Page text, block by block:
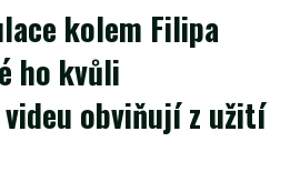
kolem Filipa
ho kvůli
obviňují z užití